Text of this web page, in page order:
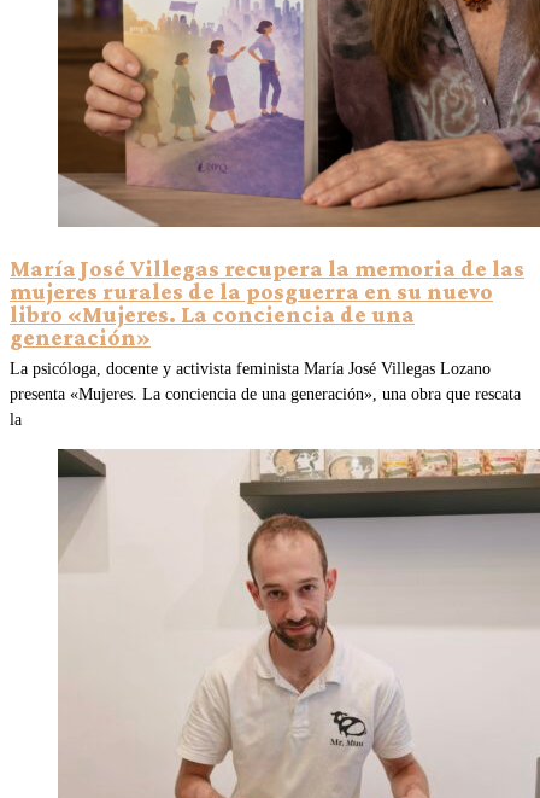
María José Villegas recupera la memoria de las
mujeres rurales de la posguerra en su nuevo
libro «Mujeres. La conciencia de una
generación»
La psicóloga, docente y activista feminista María José Villegas Lozano
presenta «Mujeres. La conciencia de una generación», una obra que rescata
la